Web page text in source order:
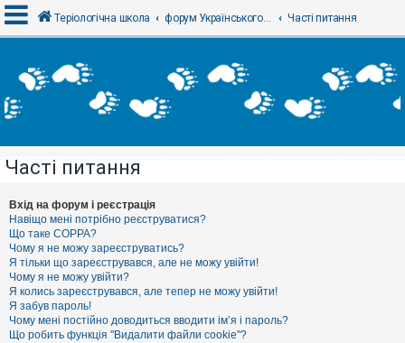
х
і
Р
є
с
т
р
а
ц
і
я
Теріологічна школа форум Українського теріологічного товариства Часті питання
Часті питання
Вхід на форум і реєстрація
Навіщо мені потрібно реєструватися?
Що таке COPPA?
Чому я не можу зареєструватись?
Я тільки що зареєструвався, але не можу увійти!
Чому я не можу увійти?
Я колись зареєструвався, але тепер не можу увійти!
Я забув пароль!
Чому мені постійно доводиться вводити ім’я і пароль?
Що робить функція "Видалити файли cookie"?